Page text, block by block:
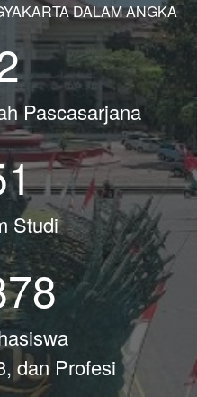
DALAM ANGKA
Pascasarjana
Studi
dan Profesi